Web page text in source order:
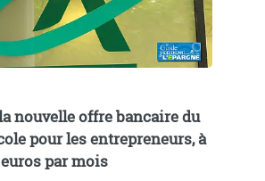
nouvelle offre bancaire du
pour les entrepreneurs, à
par mois